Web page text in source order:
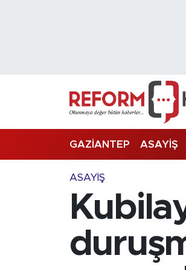
GAZİANTEP ASAYİŞ
ASAYİŞ
Trafik Durumu
Süper Lig Puan Durumu ve
Son Dakika Haberleri
Haber Arşivi